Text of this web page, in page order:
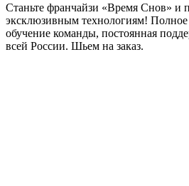
Станьте франчайзи «Время Снов» и
эксклюзивным технологиям! Полное
обучение команды, постоянная
всей России. Шьем на заказ.